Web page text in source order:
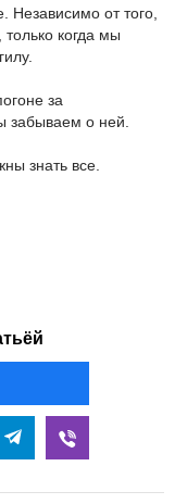
Независимо от того,
когда мы
за
забываем о ней.
знать все.